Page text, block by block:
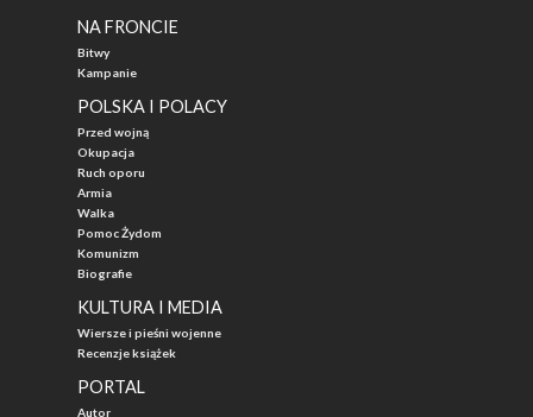
NA FRONCIE
Bitwy
Kampanie
POLSKA I POLACY
Przed wojną
Okupacja
Ruch oporu
Armia
Walka
Pomoc Żydom
Komunizm
Biografie
KULTURA I MEDIA
Wiersze i pieśni wojenne
Recenzje książek
PORTAL
Autor